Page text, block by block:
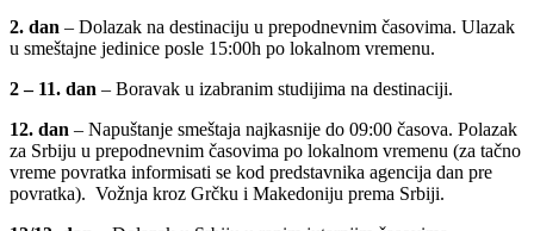
2. dan – Dolazak na destinaciju u prepodnevnim časovima. Ulazak
u smeštajne jedinice posle 15:00h po lokalnom vremenu.
2 – 11. dan – Boravak u izabranim studijima na destinaciji.
12. dan – Napuštanje smeštaja najkasnije do 09:00 časova. Polazak
za Srbiju u prepodnevnim časovima po lokalnom vremenu (za tačno
vreme povratka informisati se kod predstavnika agencija dan pre
povratka). Vožnja kroz Grčku i Makedoniju prema Srbiji.